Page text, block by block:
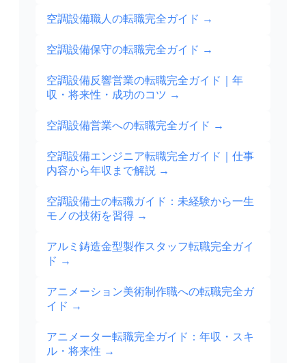
空調設備職人の転職完全ガイド →
空調設備保守の転職完全ガイド →
空調設備反響営業の転職完全ガイド｜年
収・将来性・成功のコツ →
空調設備営業への転職完全ガイド →
空調設備エンジニア転職完全ガイド｜仕事
内容から年収まで解説 →
空調設備士の転職ガイド：未経験から一生
モノの技術を習得 →
アルミ鋳造金型製作スタッフ転職完全ガイ
ド →
アニメーション美術制作職への転職完全ガ
イド →
アニメーター転職完全ガイド：年収・スキ
ル・将来性 →